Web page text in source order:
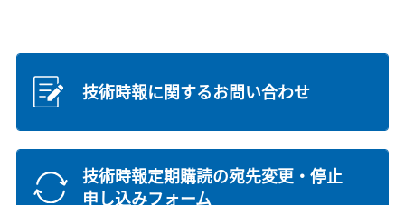
技術時報に関するお問い合わせ
技術時報定期購読の宛先変更・停止
申し込みフォーム